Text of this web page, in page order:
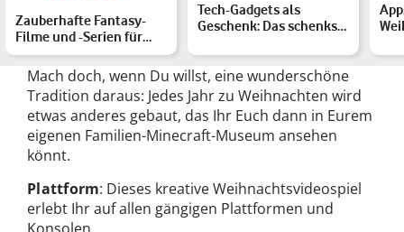
Zauberhafte Fantasy-
Filme und -Serien für
Weihnachten und
Neujahr…
Tech-Gadgets als
Geschenk: Das schenkst
Enthusiast:innen …
Mach doch, wenn Du willst, eine wunderschöne
Tradition daraus: Jedes Jahr zu Weihnachten wird
etwas anderes gebaut, das Ihr Euch dann in Eurem
eigenen Familien-Minecraft-Museum ansehen
könnt.
Plattform: Dieses kreative Weihnachtsvideospiel
erlebt Ihr auf allen gängigen Plattformen und